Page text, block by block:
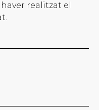
realitzat el